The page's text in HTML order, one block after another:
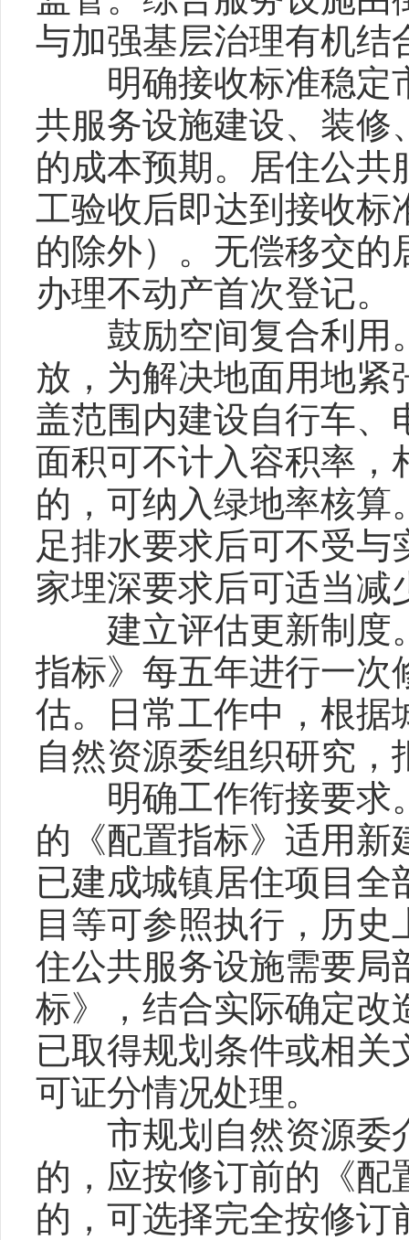
与加强基层治理有机结
明确接收标准稳定市
共服务设施建设、装修
的成本预期。居住公共
工验收后即达到接收标
的除外）。无偿移交的
办理不动产首次登记。
鼓励空间复合利用。
放，为解决地面用地紧
盖范围内建设自行车、
面积可不计入容积率，
的，可纳入绿地率核算
足排水要求后可不受
家埋深要求后可适当减
建立评估更新制度。
指标》每五年进行一次
估。日常工作中，根据
自然资源委组织研究
明确工作衔接要求。
的《配置指标》适用新
已建成城镇居住项目
目等可参照执行，历
住公共服务设施需要局
标》，结合实际确定改
已取得规划条件或相
可证分情况处理。
市规划自然资源委
的，应按修订前的《配
的，可选择完全按修订